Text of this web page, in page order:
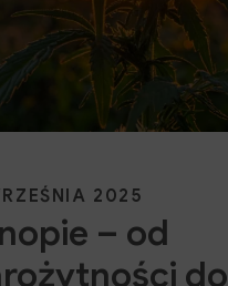
2025
– od
do